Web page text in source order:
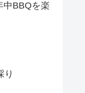
中BBQを楽
り